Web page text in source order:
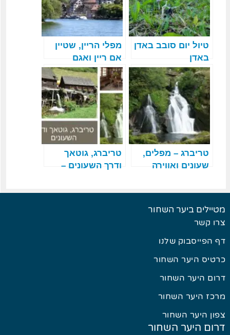
טיול יום סובב באדן
באדן
מפלי הריין, שטיין
אם ריין ואגם
קונסטנץ – טיול
כוכב ביער השחור –
חלק 4 מתוך 7
טריברג – מפלים,
שעונים ואווירה
טריברג, גוטאך
ודרך השעונים –
מטיילים ביער השחור
צרו קשר
דף הפייסבוק שלנו
כרטיס היער השחור
דרום היער השחור
מרכז היער השחור
צפון היער השחור
דרום היער השחור